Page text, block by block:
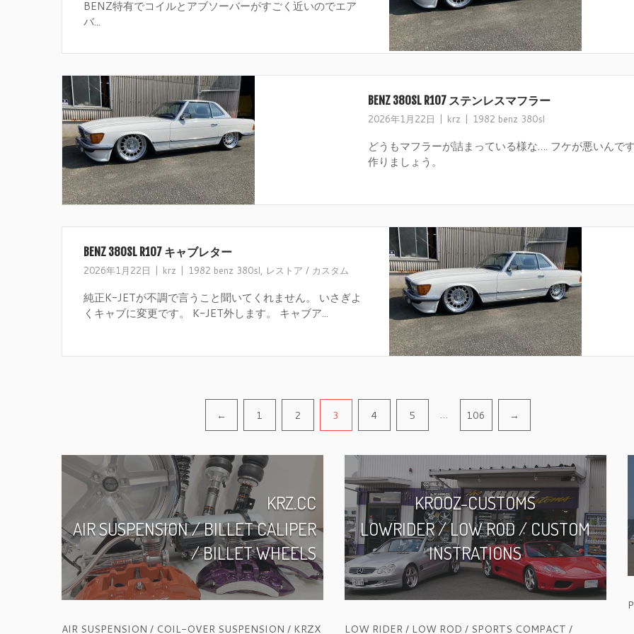
BENZ特有でコイルとアブソーバーがすごく近いのでエア
バ...
BENZ 380SL R107 ステンレスマフラー
2026年1月22日 krz 1982 benz 380sl
どうもマフラーが詰まっている様な…. フケが悪いんで
作りましょう。
BENZ 380SL R107 キャブレター
2026年1月22日 krz 1982 benz 380sl, レストア / カスタム
純正K-JETが不調で言うこと聞いてくれません。 いさぎよ
くキャブに変更です。 K-JET外します。 キャブア...
← 1 2 3 4 5 … 106 →
KRZ.CC
AIR SUSPENSION / BILLET CALIPER
/ BILLET WHEELS
AIR SUSPENSION / COIL-OVER SUSPENSION / KRZX
KROOZ-CUSTOMS
LOWRIDER / LOW ROD / CUSTOM
INSTRATIONS
LOW RIDER / LOW ROD / SPORTS COMPACT /